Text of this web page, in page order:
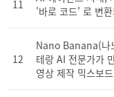
11
'바로 코드' 로 변
12
Nano Banana(나
테랑 AI 전문가가
영상 제작 믹스보